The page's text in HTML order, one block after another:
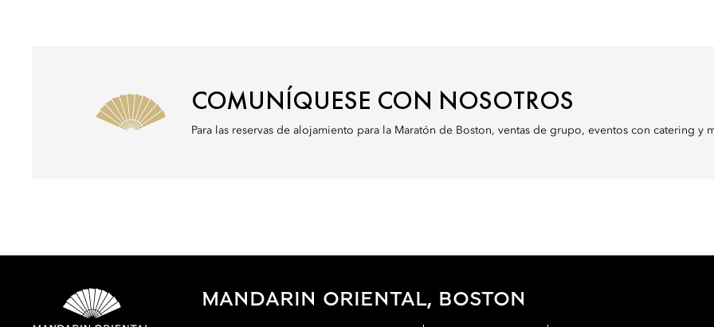
COMUNÍQUESE CON NOSOTROS
Para las reservas de alojamiento para la Maratón de Boston, ventas de grupo, eventos con catering y
MANDARIN ORIENTAL, BOSTON